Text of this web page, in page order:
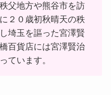
父地方や熊谷市を訪
２０歳初秋晴天の秩
埼玉を謳った宮澤賢
百貨店には宮澤賢治
ています。